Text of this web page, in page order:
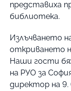
представиха
библиотека.
Излъчването
откриването
Наши гости
на РУО за
директор на